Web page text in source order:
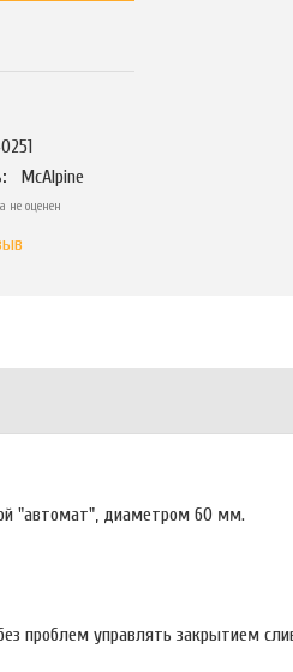
McAlpine
не оценен
"автомат", диаметром 60 мм.
проблем управлять закрытием